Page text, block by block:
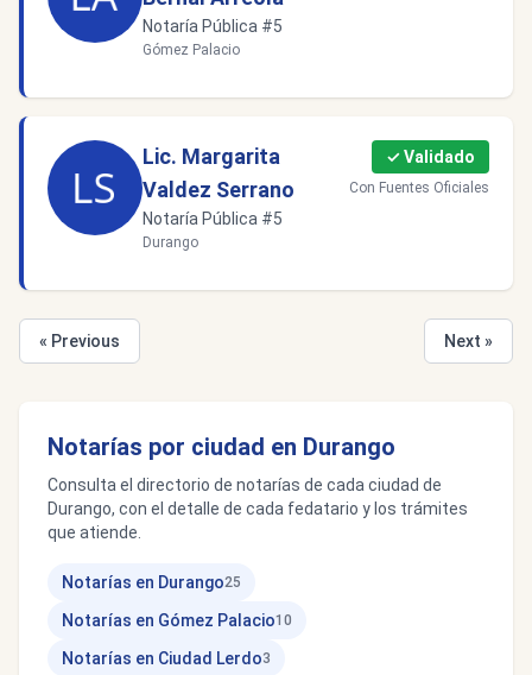
Notaría Pública #5
Gómez Palacio
Lic. Margarita
Valdez Serrano
Notaría Pública #5
Durango
✓ Validado
Con Fuentes Oficiales
« Previous Next »
Notarías por ciudad en Durango
Consulta el directorio de notarías de cada ciudad de
Durango, con el detalle de cada fedatario y los trámites
que atiende.
Notarías en Durango25
Notarías en Gómez Palacio10
Notarías en Ciudad Lerdo3